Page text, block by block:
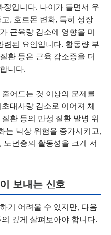
정입니다. 나이가 들면서 우
, 호르몬 변화, 특히 성장
근육량 감소에 영향을 미
련된 요인입니다. 활동량 부
환 등은 근육 감소증을 더
니다.
어드는 것 이상의 문제를
대사량 감소로 이어져 체
환 등의 만성 질환 발병 위
는 낙상 위험을 증가시키고,
노년층의 활동성을 크게 저
보내는 신호
기 어려울 수 있지만, 다음
깊게 살펴보아야 합니다.